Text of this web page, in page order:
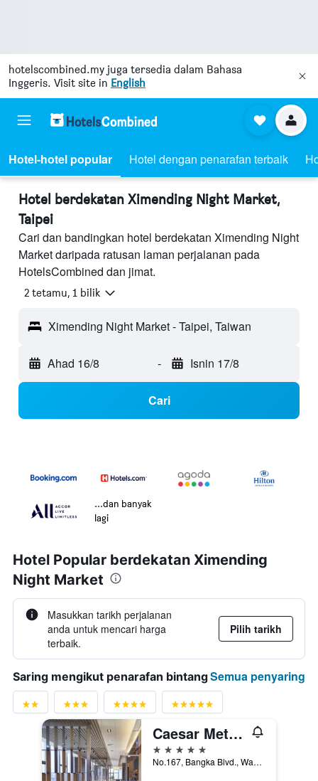
hotelscombined.my juga tersedia dalam Bahasa
Inggeris. Visit site in English
Hotel-hotel popular Hotel dengan penarafan terbaik
Hotel berdekatan Ximending Night Market,
Taipei
Cari dan bandingkan hotel berdekatan Ximending Night
Market daripada ratusan laman perjalanan pada
HotelsCombined dan jimat.
2 tetamu, 1 bilik
Ximending Night Market - Taipei, Taiwan
Ahad 16/8 - Isnin 17/8
Cari
...dan banyak
lagi
Hotel Popular berdekatan Ximending
Night Market
Masukkan tarikh perjalanan
anda untuk mencari harga
terbaik.
Pilih tarikh
Saring mengikut penarafan bintangSemua penyaring
Caesar Metro Taipei
5 bintang
No.167, Bangka Blvd., Wanhua Dist., Taipei, Taiwan